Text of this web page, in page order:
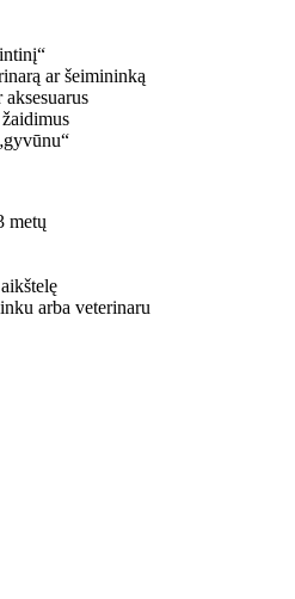
ar šeimininką
metų
arba veterinaru